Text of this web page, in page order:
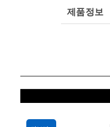
제품정보